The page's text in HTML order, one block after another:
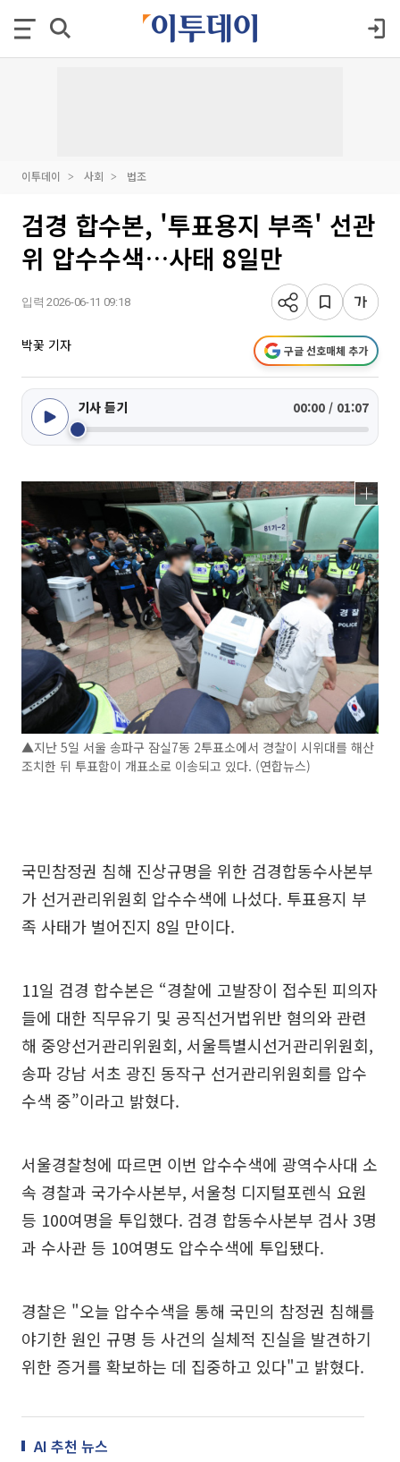
이투데이 사회 법조
검경 합수본, '투표용지 부족' 선관
위 압수수색…사태 8일만
입력 2026-06-11 09:18
박꽃 기자 구글 선호매체 추가
기사 듣기 00:00 / 01:07
▲지난 5일 서울 송파구 잠실7동 2투표소에서 경찰이 시위대를 해산
조치한 뒤 투표함이 개표소로 이송되고 있다. (연합뉴스)
국민참정권 침해 진상규명을 위한 검경합동수사본부
가 선거관리위원회 압수수색에 나섰다. 투표용지 부
족 사태가 벌어진지 8일 만이다.
11일 검경 합수본은 “경찰에 고발장이 접수된 피의자
들에 대한 직무유기 및 공직선거법위반 혐의와 관련
해 중앙선거관리위원회, 서울특별시선거관리위원회,
송파 강남 서초 광진 동작구 선거관리위원회를 압수
수색 중”이라고 밝혔다.
서울경찰청에 따르면 이번 압수수색에 광역수사대 소
속 경찰과 국가수사본부, 서울청 디지털포렌식 요원
등 100여명을 투입했다. 검경 합동수사본부 검사 3명
과 수사관 등 10여명도 압수수색에 투입됐다.
경찰은 "오늘 압수수색을 통해 국민의 참정권 침해를
야기한 원인 규명 등 사건의 실체적 진실을 발견하기
위한 증거를 확보하는 데 집중하고 있다"고 밝혔다.
AI 추천 뉴스